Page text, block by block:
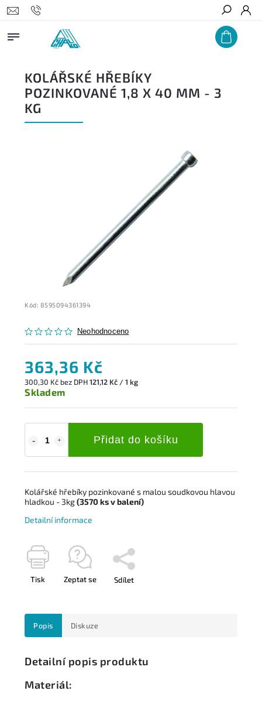
Hledat
KOLÁŘSKÉ HŘEBÍKY
POZINKOVANÉ 1,8 X 40 MM - 3
KG
Kód: 8595094361394
Neohodnoceno
363,36 Kč
300,30 Kč bez DPH121,12 Kč / 1 kg
Skladem
Přidat do košíku
Kolářské hřebíky pozinkované s malou soudkovou hlavou
hladkou - 3kg(3570ksv balení)
Detailní informace
Tisk Zeptat se Sdílet
Popis Diskuze
Detailní popis produktu
Materiál: